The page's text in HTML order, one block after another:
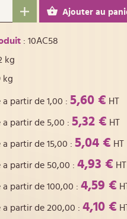
Ajouter au
: 10AC58
kg
kg
a partir de 1,00 : 5,60 € HT
a partir de 5,00 : 5,32 € HT
a partir de 15,00 : 5,04 € HT
a partir de 50,00 : 4,93 € HT
a partir de 100,00 : 4,59 €
a partir de 200,00 : 4,10 €